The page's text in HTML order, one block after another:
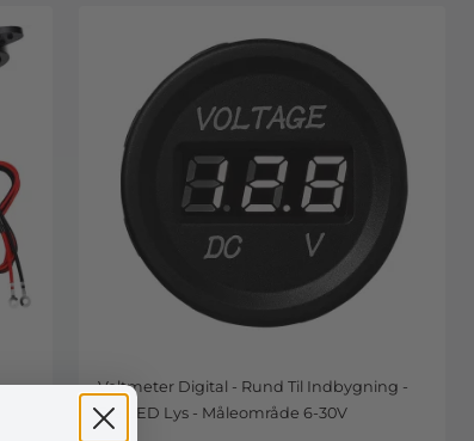
Voltmeter Digital - Rund Til Indbygning -
Blå LED Lys - Måleområde 6-30V